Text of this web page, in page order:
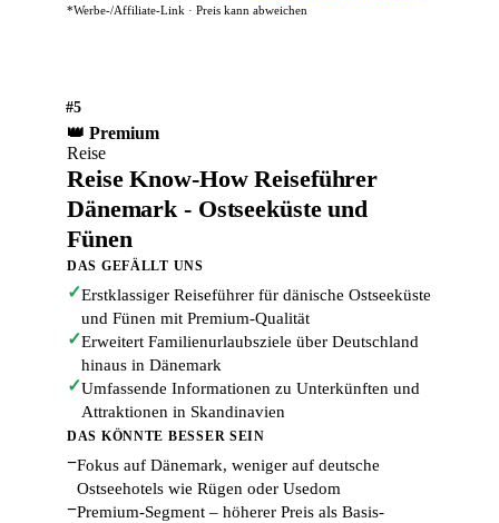
*Werbe-/Affiliate-Link · Preis kann abweichen
#5
👑 Premium
Reise
Reise Know-How Reiseführer
Dänemark - Ostseeküste und
Fünen
DAS GEFÄLLT UNS
✓Erstklassiger Reiseführer für dänische Ostseeküste
und Fünen mit Premium-Qualität
✓Erweitert Familienurlaubsziele über Deutschland
hinaus in Dänemark
✓Umfassende Informationen zu Unterkünften und
Attraktionen in Skandinavien
DAS KÖNNTE BESSER SEIN
−Fokus auf Dänemark, weniger auf deutsche
Ostseehotels wie Rügen oder Usedom
−Premium-Segment – höherer Preis als Basis-